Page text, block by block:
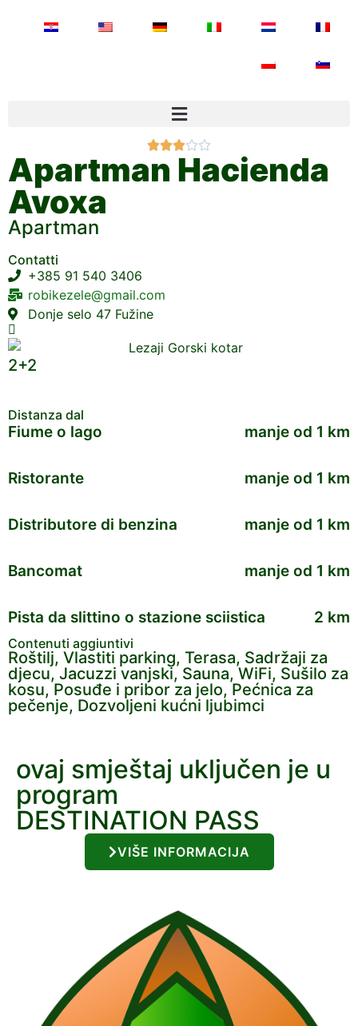

Apartman Hacienda
Avoxa
Apartman
Contatti
+385 91 540 3406
robikezele@gmail.com
Donje selo 47 Fužine
2+2
Distanza dal
Fiume o lago manje od 1 km
Ristorante manje od 1 km
Distributore di benzina manje od 1 km
Bancomat manje od 1 km
Pista da slittino o stazione sciistica 2 km
Contenuti aggiuntivi
Roštilj, Vlastiti parking, Terasa, Sadržaji za
djecu, Jacuzzi vanjski, Sauna, WiFi, Sušilo za
kosu, Posuđe i pribor za jelo, Pećnica za
pečenje, Dozvoljeni kućni ljubimci
ovaj smještaj uključen je u
program
DESTINATION PASS
VIŠE INFORMACIJA